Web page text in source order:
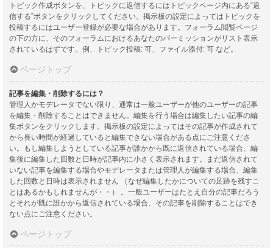
トピック作成ボタンを、トピックに返信するにはトピックページ内にある“返
信する”ボタンをクリックしてください。掲示板の設定によってはトピックを
投稿するにはユーザー登録が必要な場合があります。フォーラム閲覧ページ
の下の方に、そのフォーラムにおけるあなたのパーミッションがリスト表示
されているはずです。例、トピック投稿: 可、ファイル添付: 可 など。
ページトップ
記事を編集・削除するには？
管理人かモデレータでない限り、通常は一般ユーザーが他のユーザーの記事
を編集・削除することはできません。編集を行う場合は編集したい記事の編
集ボタンをクリックします。掲示板の設定によってはその記事が作成されて
から長い時間が経過していると編集できない場合がある点にご注意くださ
い。もし編集しようとしている記事が誰かから既に返信されている場合、編
集後に編集した回数と日時が記事内に小さく表示されます。まだ返信されて
いない記事を編集する場合やモデレータまたは管理人が編集する場合、編集
した回数と日時は表示されません （なぜ編集したかについての足跡を残すこ
とはあるかもしれませんが・・） 。一般ユーザーはたとえ自分の記事だろう
とそれが既に誰かから返信されている場合、その記事を削除することはでき
ない点にご注意ください。
ページトップ